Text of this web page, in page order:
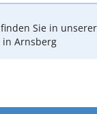
Sie in unserer
in Arnsberg